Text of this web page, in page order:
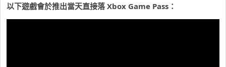
以下遊戲會於推出當天直接落 Xbox Game Pass：